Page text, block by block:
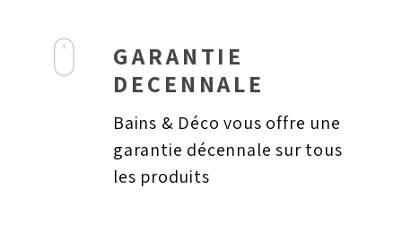
GARANTIE
DECENNALE
Bains & Déco vous offre une
garantie décennale sur tous
les produits